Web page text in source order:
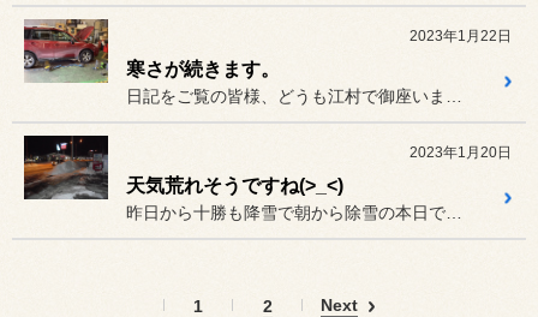
2023年1月22日
寒さが続きます。
2023年1月20日
天気荒れそうですね(>_<)
1 2 Next